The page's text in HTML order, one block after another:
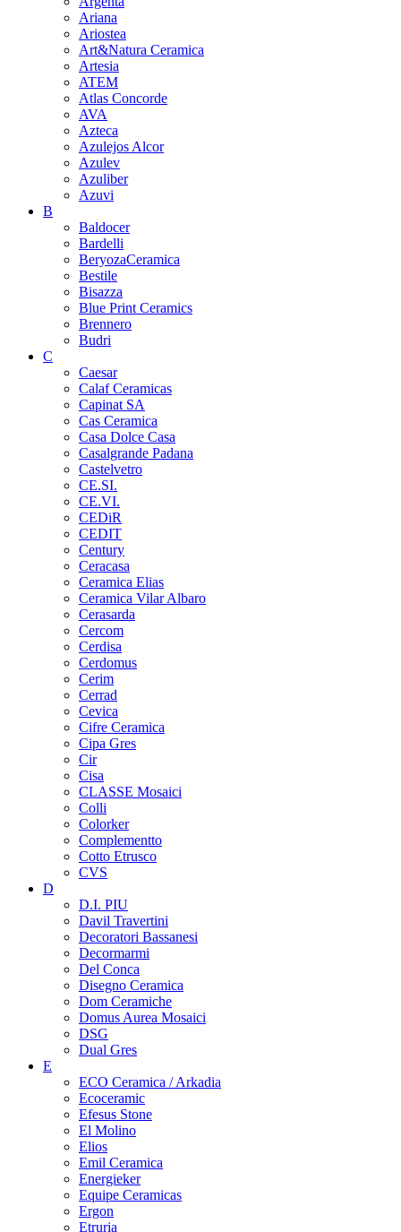
Ariana
Ariostea
Art&Natura Ceramica
Artesia
ATEM
Atlas Concorde
AVA
Azteca
Azulejos Alcor
Azulev
Azuliber
Azuvi
B
Baldocer
Bardelli
BeryozaCeramica
Bestile
Bisazza
Blue Print Ceramics
Brennero
Budri
C
Caesar
Calaf Ceramicas
Capinat SA
Cas Ceramica
Casa Dolce Casa
Casalgrande Padana
Castelvetro
CE.SI.
CE.VI.
CEDiR
CEDIT
Century
Ceracasa
Ceramica Elias
Ceramica Vilar Albaro
Cerasarda
Cercom
Cerdisa
Cerdomus
Cerim
Cerrad
Cevica
Cifre Ceramica
Cipa Gres
Cir
Cisa
CLASSE Mosaici
Colli
Colorker
Complementto
Cotto Etrusco
CVS
D
D.I. PIU
Davil Travertini
Decoratori Bassanesi
Decormarmi
Del Conca
Disegno Ceramica
Dom Ceramiche
Domus Aurea Mosaici
DSG
Dual Gres
E
ECO Ceramica / Arkadia
Ecoceramic
Efesus Stone
El Molino
Elios
Emil Ceramica
Energieker
Equipe Ceramicas
Ergon
Etruria